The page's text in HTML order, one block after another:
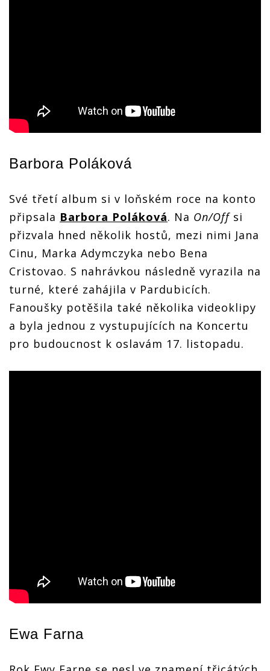
Barbora Poláková
Své třetí album si v loňském roce na konto
připsala Barbora Poláková. Na On/Offsi
přizvala hned několik hostů, mezi nimi Jana
Cinu, Marka Adymczyka nebo Bena
Cristovao. S nahrávkou následně vyrazila na
turné, které zahájila v Pardubicích.
Fanoušky potěšila také několika videoklipy
a byla jednou z vystupujících na Koncertu
pro budoucnost k oslavám 17. listopadu.
Ewa Farna